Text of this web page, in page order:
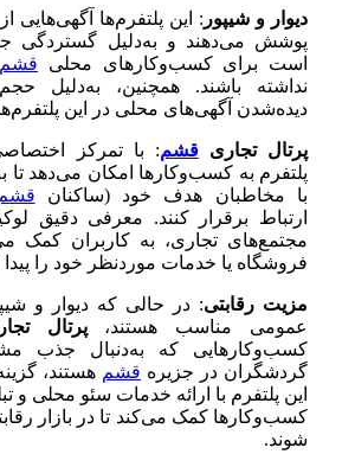
دیوار و شیپور : این پلتفرم‌ها آگهی‌هایی
پوشش می‌دهند و به‌دلیل گستردگی
است برای کسب‌وکارهای محلی قشم
نداشته باشند. همچنین، به‌دلیل
دیده‌شدن آگهی‌های محلی در این
پرتال تجاریقشم: با تمرکز
پلتفرم به کسب‌وکارها امکان می‌دهد
با مخاطبان هدف خود (ساکنان قشم
ارتباط برقرار کنند. معرفی دقیق
مجتمع‌های تجاری، به کاربران کمک
فروشگاه یا خدمات موردنظر خود را پیدا
مزیت رقابتی: در حالی که دیوار و
عمومی مناسب هستند،پرتال
کسب‌وکارهایی که به‌دنبال جذب
گردشگران در جزیره قشم هستند،
این پلتفرم با ارائه خدمات سئو محلی و
کسب‌وکارها کمک می‌کند تا در بازار
شوند.